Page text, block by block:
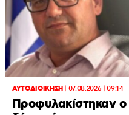
ΑΥΤΟΔΙΟΙΚΗΣΗ| 07.08.2026 | 09:14
Προφυλακίστηκαν ο